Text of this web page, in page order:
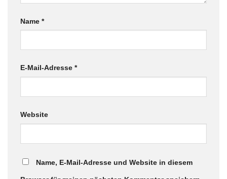
Name *
E-Mail-Adresse *
Website
Name, E-Mail-Adresse und Website in diesem